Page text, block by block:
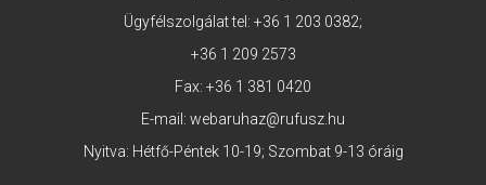
Ügyfélszolgálat tel: +36 1 203 0382;
+36 1 209 2573
Fax: +36 1 381 0420
E-mail: webaruhaz@rufusz.hu
Nyitva: Hétfő-Péntek 10-19; Szombat 9-13 óráig